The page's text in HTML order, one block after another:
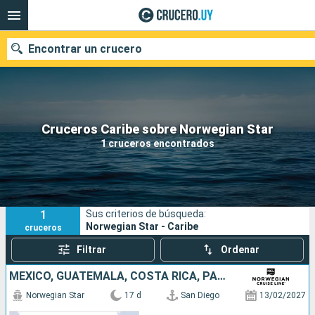
Cruceros Caribe sobre Norwegian Star
1 cruceros encontrados
Encontrar un crucero
Nuestros destinos
Fecha de salida
Puertos Compañías
Buscar
1
cruceros
Sus criterios de búsqueda:
Norwegian Star - Caribe
Filtrar Ordenar
MÉXICO, GUATEMALA, COSTA RICA, PANAMÁ, COLOMBIA, ISLAS CAIMÁN, ESTADOS UNIDOS
Norwegian Star 17 d San Diego 13/02/2027